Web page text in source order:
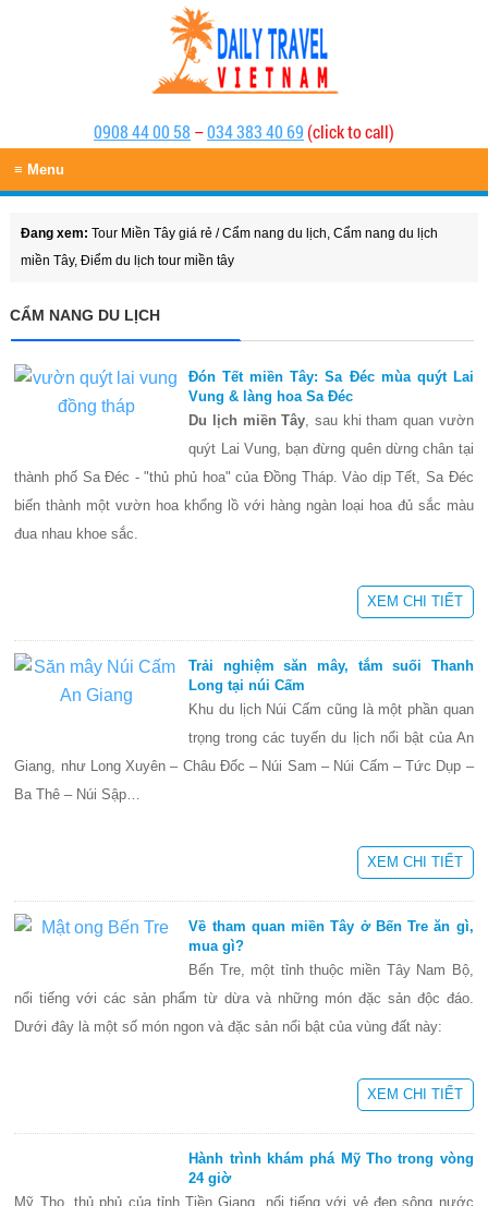
0908 44 00 58 –034 383 40 69 (click to call)
≡ Menu
Đang xem: Tour Miền Tây giá rẻ /Cẩm nang du lịch, Cẩm nang du lịch
miền Tây, Điểm du lịch tour miền tây
CẨM NANG DU LỊCH
Đón Tết miền Tây: Sa Đéc mùa quýt Lai
Vung & làng hoa Sa Đéc
Du lịch miền Tây, sau khi tham quan vườn
quýt Lai Vung, bạn đừng quên dừng chân tại
thành phố Sa Đéc - "thủ phủ hoa" của Đồng Tháp. Vào dịp Tết, Sa Đéc
biến thành một vườn hoa khổng lồ với hàng ngàn loại hoa đủ sắc màu
đua nhau khoe sắc.
XEM CHI TIẾT
Trải nghiệm săn mây, tắm suối Thanh
Long tại núi Cấm
Khu du lịch Núi Cấm cũng là một phần quan
trọng trong các tuyến du lịch nổi bật của An
Giang, như Long Xuyên – Châu Đốc – Núi Sam – Núi Cấm – Tức Dụp –
Ba Thê – Núi Sập…
XEM CHI TIẾT
Về tham quan miền Tây ở Bến Tre ăn gì,
mua gì?
Bến Tre, một tỉnh thuộc miền Tây Nam Bộ,
nổi tiếng với các sản phẩm từ dừa và những món đặc sản độc đáo.
Dưới đây là một số món ngon và đặc sản nổi bật của vùng đất này:
XEM CHI TIẾT
Hành trình khám phá Mỹ Tho trong vòng
24 giờ
Mỹ Tho, thủ phủ của tỉnh Tiền Giang, nổi tiếng với vẻ đẹp sông nước